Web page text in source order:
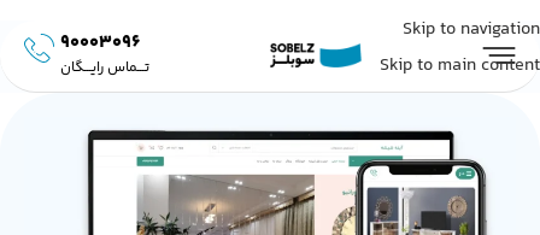
Skip to navigation
Skip to main content
90003096
تـــماس رایـــگان